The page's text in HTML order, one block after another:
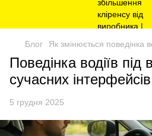
Блог Як змінюється поведінка
Поведінка водіїв під
сучасних
5 грудня 2025